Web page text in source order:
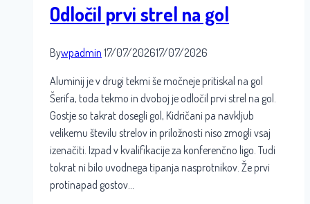
Odločil prvi strel na gol
Bywpadmin 17/07/202617/07/2026
Aluminij je v drugi tekmi še močneje pritiskal na gol
Šerifa, toda tekmo in dvoboj je odločil prvi strel na gol.
Gostje so takrat dosegli gol, Kidričani pa navkljub
velikemu številu strelov in priložnosti niso zmogli vsaj
izenačiti. Izpad v kvalifikacije za konferenčno ligo. Tudi
tokrat ni bilo uvodnega tipanja nasprotnikov. Že prvi
protinapad gostov…